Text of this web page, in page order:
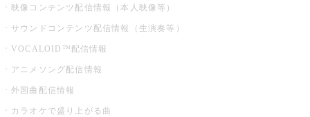
映像コンテンツ配信情報（本人映像等）
サウンドコンテンツ配信情報（生演奏等）
VOCALOID™配信情報
アニメソング配信情報
外国曲配信情報
カラオケで盛り上がる曲